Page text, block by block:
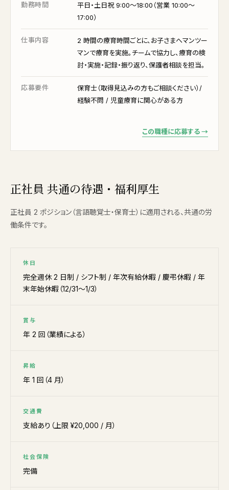
勤務時間
平日・土日祝 9:00〜18:00（営業 10:00〜
17:00）
仕事内容
2 時間の療育時間ごとに、お子さまへマンツー
マンで療育を実施。チームで協力し、療育の検
討・実施・記録・振り返り、保護者相談を担当。
応募要件
保育士（取得見込みの方もご相談ください）/
経験不問 / 児童療育に関心がある方
この職種に応募する →
正社員 共通の待遇・福利厚生
正社員 2 ポジション（言語聴覚士・保育士）に適用される、共通の労
働条件です。
休日
完全週休 2 日制 / シフト制 / 年次有給休暇 / 慶弔休暇 / 年
末年始休暇（12/31〜1/3）
賞与
年 2 回（業績による）
昇給
年 1 回（4 月）
交通費
支給あり（上限 ¥20,000 / 月）
社会保険
完備